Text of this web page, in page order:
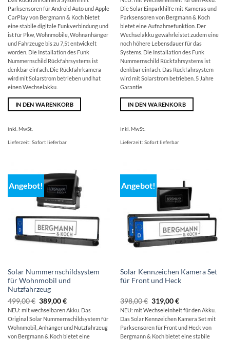
war:
599,00 €
ist:
489,00 €.
Parksensoren für Android Auto und Apple
CarPlay von Bergmann & Koch bietet
eine stabile digitale Funkverbindung und
ist für Pkw, Wohnmobile, Wohnanhänger
und Fahrzeuge bis zu 7,5t entwickelt
worden. Die Installation des Funk
Nummernschild Rückfahrsystems ist
denkbar einfach. Die Rückfahrkamera
wird mit Solarstrom betrieben und hat
einen Wechselakku.
IN DEN WARENKORB
inkl. MwSt.
Lieferzeit: Sofort lieferbar
war:
599,00 €
ist:
489,00 €.
Die Solar Einparkhilfe mit Kameras und
Parksensoren von Bergmann & Koch
bietet eine Aufnahmefunktion. Der
Wechselakku gewährleistet zudem eine
noch höhere Lebensdauer für das
Systems. Die Installation des Funk
Nummernschild Rückfahrsystems ist
denkbar einfach. Das Rückfahrsystem
wird mit Solarstrom betrieben. 5 Jahre
Garantie
IN DEN WARENKORB
inkl. MwSt.
Lieferzeit: Sofort lieferbar
Angebot!
Solar Nummernschildsystem
für Wohnmobil und
Nutzfahrzeug
499,00€ Ursprünglicher
Preis
war:
499,00 €
389,00€Aktueller
Preis
ist:
389,00 €.
NEU: mit wechselbaren Akku. Das
Original Solar Nummernschildsystem für
Wohnmobil, Anhänger und Nutzfahrzeug
von Bergmann & Koch bietet eine
Angebot!
Solar Kennzeichen Kamera Set
für Front und Heck
398,00€ Ursprünglicher
Preis
war:
398,00 €
319,00€Aktueller
Preis
ist:
319,00 €.
NEU: mit Wechseleinheit für den Akku.
Das Solar Kennzeichen Kamera Set mit
Parksensoren für Front und Heck von
Bergmann & Koch bietet eine stabile